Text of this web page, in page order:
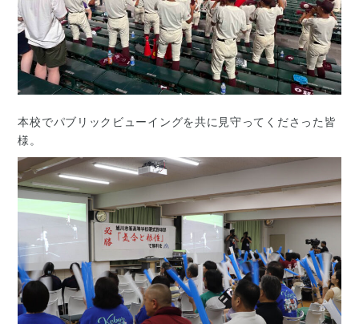
本校でパブリックビューイングを共に見守ってくださった皆
様。